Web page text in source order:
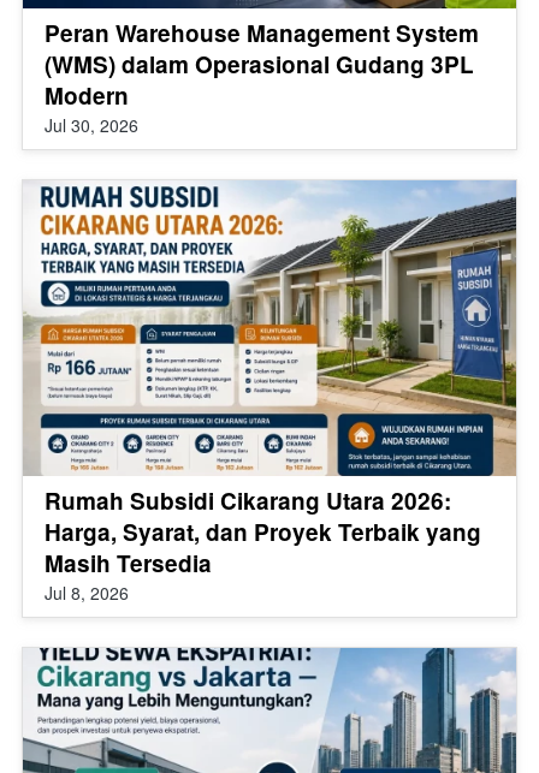
Peran Warehouse Management System
(WMS) dalam Operasional Gudang 3PL
Modern
Jul 30, 2026
Rumah Subsidi Cikarang Utara 2026:
Harga, Syarat, dan Proyek Terbaik yang
Masih Tersedia
Jul 8, 2026